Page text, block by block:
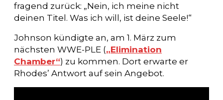
fragend zurück: „Nein, ich meine nicht
deinen Titel. Was ich will, ist deine Seele!“
Johnson kündigte an, am 1. März zum
nächsten WWE-PLE („Elimination
Chamber“) zu kommen. Dort erwarte er
Rhodes’ Antwort auf sein Angebot.